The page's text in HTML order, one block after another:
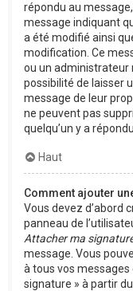
répondu au
message indiquant
a été modifié ainsi
modification. Ce
ou un administrateur
possibilité de laisser
message de leur
ne peuvent pas
quelqu’un y a répondu.
Haut
Comment ajouter
Vous devez d’abord
panneau de
Attacher ma
message. Vous
à tous vos messages
signature » à partir